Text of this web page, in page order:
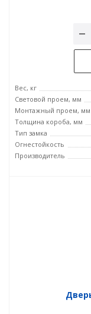
Вес, кг
Световой проем, мм
Монтажный проем, мм
Толщина короба, мм
Тип замка
Огнестойкость
Производитель